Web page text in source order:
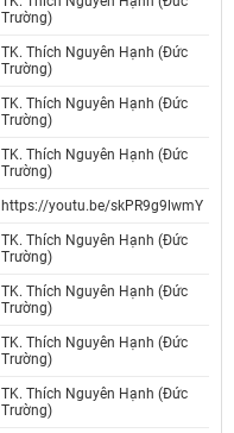
Trường)
TK. Thích Nguyên Hạnh (Đức
Trường)
TK. Thích Nguyên Hạnh (Đức
Trường)
TK. Thích Nguyên Hạnh (Đức
Trường)
https://youtu.be/skPR9g9lwmY
TK. Thích Nguyên Hạnh (Đức
Trường)
TK. Thích Nguyên Hạnh (Đức
Trường)
TK. Thích Nguyên Hạnh (Đức
Trường)
TK. Thích Nguyên Hạnh (Đức
Trường)